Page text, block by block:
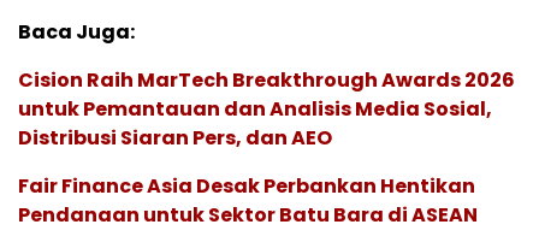
Baca Juga:
Cision Raih MarTech Breakthrough Awards 2026
untuk Pemantauan dan Analisis Media Sosial,
Distribusi Siaran Pers, dan AEO
Fair Finance Asia Desak Perbankan Hentikan
Pendanaan untuk Sektor Batu Bara di ASEAN